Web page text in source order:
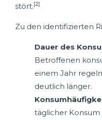
stört.[2]
Zu den identifizierten
Dauer des
Betroffenen
einem Jahr
deutlich länger.
täglicher Konsum